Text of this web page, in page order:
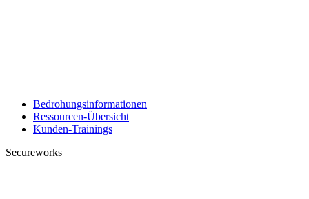
Bedrohungsinformationen
Ressourcen-Übersicht
Kunden-Trainings
Secureworks